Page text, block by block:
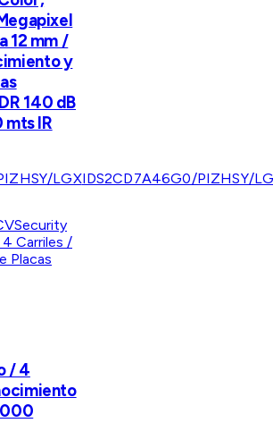
12 mm /
y
140 dB
mts IR
LGXIDS2CD7A46G0/PIZHSY/
/ 4